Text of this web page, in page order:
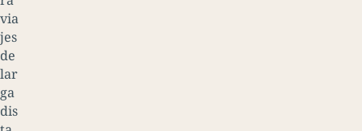
via
jes
de
lar
ga
dis